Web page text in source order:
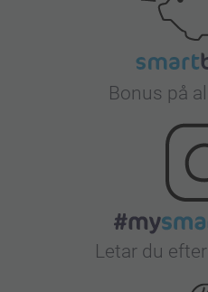
Bonus på
Letar du